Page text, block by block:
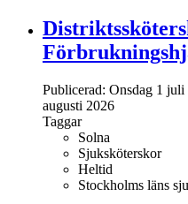
Publicerad: Onsdag 1 juli
augusti 2026
Taggar
Solna
Sjuksköterskor
Heltid
Stockholms läns